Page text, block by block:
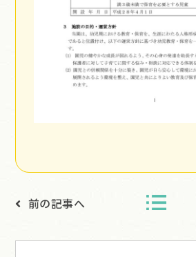
前の記事へ